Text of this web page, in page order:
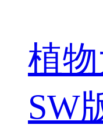
植
SW